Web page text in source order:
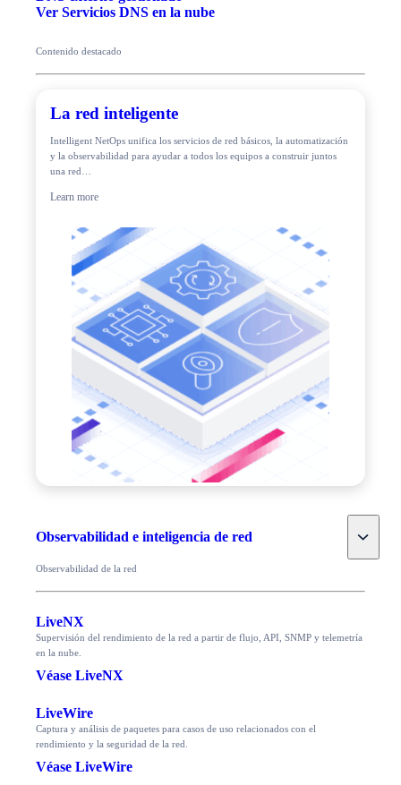
Ver Servicios DNS en la nube
Contenido destacado
La red inteligente
Intelligent NetOps unifica los servicios de red básicos, la automatización
y la observabilidad para ayudar a todos los equipos a construir juntos
una red…
Learn more
Observabilidad e inteligencia de red Toggle
Observabilidad de la red
LiveNX
Supervisión del rendimiento de la red a partir de flujo, API, SNMP y telemetría
en la nube.
Véase LiveNX
LiveWire
Captura y análisis de paquetes para casos de uso relacionados con el
rendimiento y la seguridad de la red.
Véase LiveWire